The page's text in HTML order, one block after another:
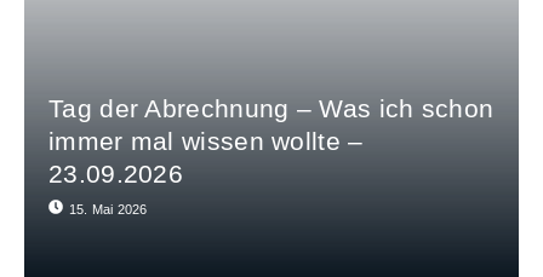
Tag der Abrechnung – Was ich schon
immer mal wissen wollte –
23.09.2026
15. Mai 2026